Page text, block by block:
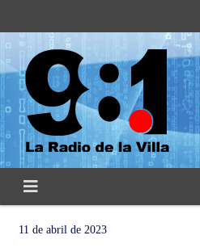
11 de abril de 2023